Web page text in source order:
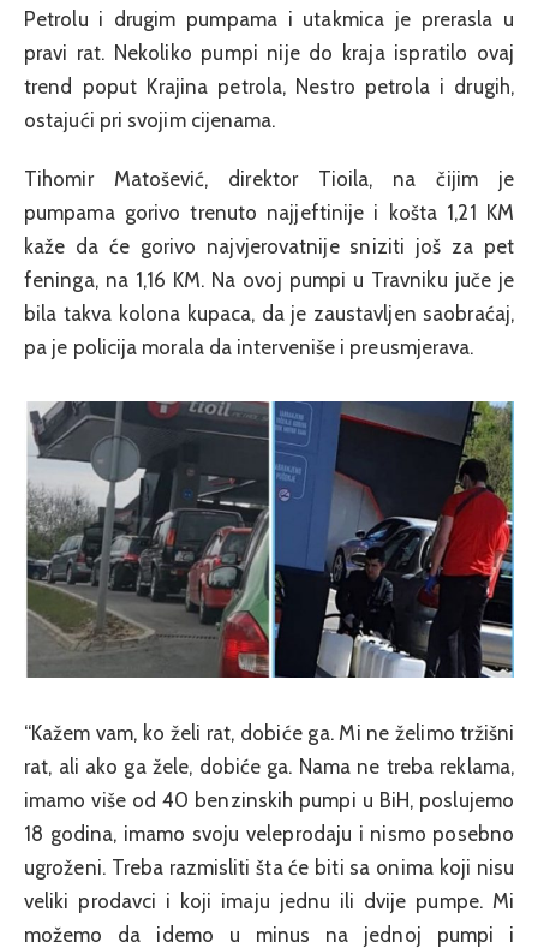
Petrolu i drugim pumpama i utakmica je prerasla u
pravi rat. Nekoliko pumpi nije do kraja ispratilo ovaj
trend poput Krajina petrola, Nestro petrola i drugih,
ostajući pri svojim cijenama.
Tihomir Matošević, direktor Tioila, na čijim je
pumpama gorivo trenuto najjeftinije i košta 1,21 KM
kaže da će gorivo najvjerovatnije sniziti još za pet
feninga, na 1,16 KM. Na ovoj pumpi u Travniku juče je
bila takva kolona kupaca, da je zaustavljen saobraćaj,
pa je policija morala da interveniše i preusmjerava.
“Kažem vam, ko želi rat, dobiće ga. Mi ne želimo tržišni
rat, ali ako ga žele, dobiće ga. Nama ne treba reklama,
imamo više od 40 benzinskih pumpi u BiH, poslujemo
18 godina, imamo svoju veleprodaju i nismo posebno
ugroženi. Treba razmisliti šta će biti sa onima koji nisu
veliki prodavci i koji imaju jednu ili dvije pumpe. Mi
možemo da idemo u minus na jednoj pumpi i